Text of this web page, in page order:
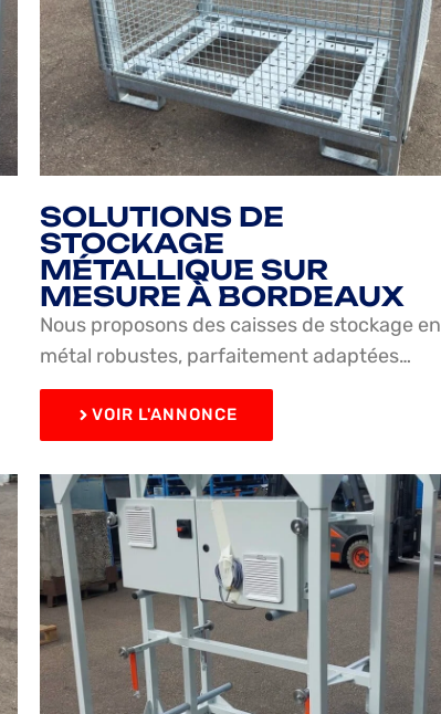
SOLUTIONS DE
STOCKAGE
MÉTALLIQUE SUR
MESURE À BORDEAUX
Nous proposons des caisses de stockage en
métal robustes, parfaitement adaptées…
VOIR L'ANNONCE